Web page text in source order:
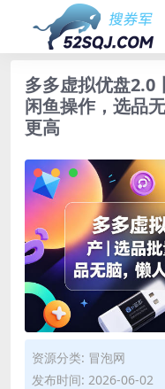
多多虚拟优盘2.0
闲鱼操作，选品
更高
资源分类: 冒泡网
发布时间: 2026-06-02